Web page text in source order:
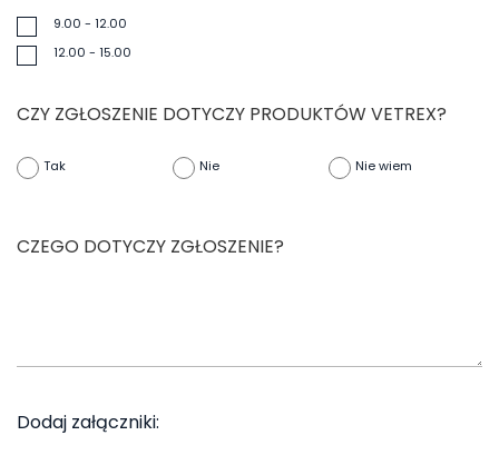
9.00 - 12.00
12.00 - 15.00
CZY ZGŁOSZENIE DOTYCZY PRODUKTÓW VETREX?
Tak Nie Nie wiem
Dodaj załączniki: